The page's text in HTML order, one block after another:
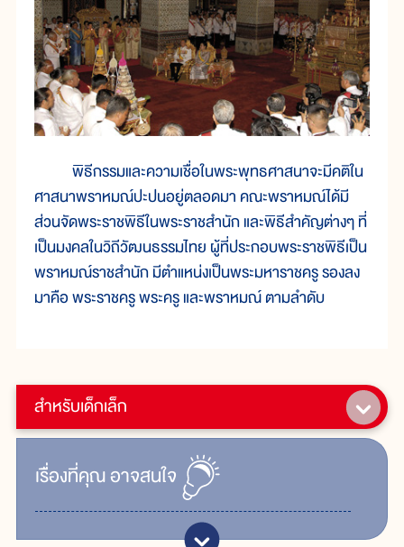
สำหรับเด็กเล็ก
เรื่ิองที่คุณอาจสนใจ
พิธีกรรมและความเชื่อในพระพุทธศาสนาจะมีคติใน
ศาสนาพราหมณ์ปะปนอยู่ตลอดมา คณะพราหมณ์ได้มี
ส่วนจัดพระราชพิธีในพระราชสำนัก และพิธีสำคัญต่างๆ ที่
เป็นมงคลในวิถีวัฒนธรรมไทย ผู้ที่ประกอบพระราชพิธีเป็น
พราหมณ์ราชสำนัก มีตำแหน่งเป็นพระมหาราชครู รองลง
มาคือ พระราชครู พระครู และพราหมณ์ ตามลำดับ